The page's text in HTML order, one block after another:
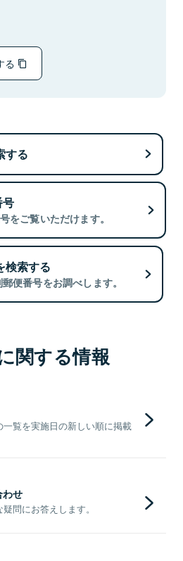
る
する
をご覧いただけます。
検索する
便番号をお調べします。
関する情報
覧を実施日の新しい順に掲載
わせ
問にお答えします。